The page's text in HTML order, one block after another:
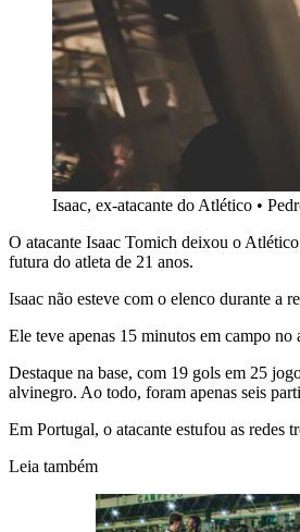
Isaac, ex-atacante do Atlético •
O atacante Isaac Tomich deixou o
futura do atleta de 21 anos.
Isaac não esteve com o elenco durante a
Ele teve apenas 15 minutos em campo
Destaque na base, com 19 gols em 25
alvinegro. Ao todo, foram apenas seis
Em Portugal, o atacante estufou as redes
Leia também